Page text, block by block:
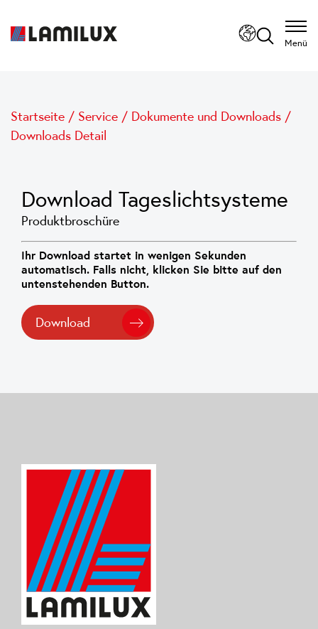
Menü
Startseite / Service / Dokumente und Downloads /
Downloads Detail
Download Tageslichtsysteme
Produktbroschüre
Ihr Download startet in wenigen Sekunden
automatisch. Falls nicht, klicken Sie bitte auf den
untenstehenden Button.
Download